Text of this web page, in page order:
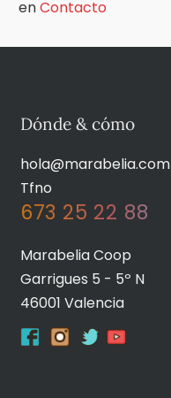
enContacto
Dónde & cómo
hola@marabelia.com
Tfno
673 25 22 88
Marabelia Coop
Garrigues 5 - 5º N
46001 Valencia